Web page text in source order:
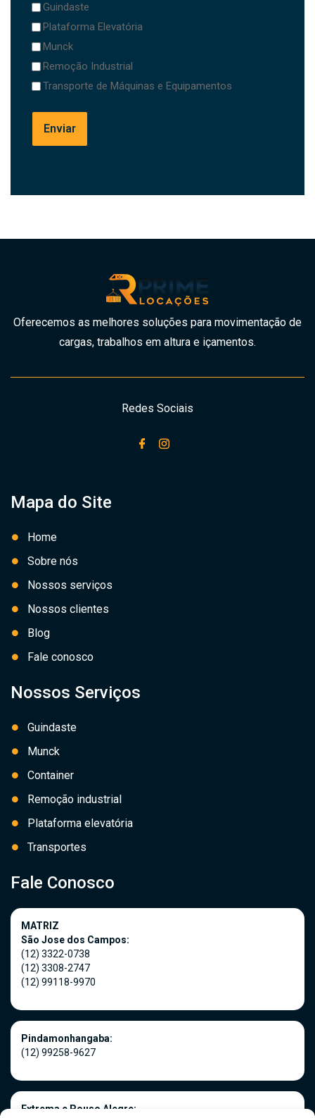
Guindaste
Plataforma Elevatória
Munck
Remoção Industrial
Transporte de Máquinas e Equipamentos
Oferecemos as melhores soluções para movimentação de
cargas, trabalhos em altura e içamentos.
Redes Sociais
Mapa do Site
Home
Sobre nós
Nossos serviços
Nossos clientes
Blog
Fale conosco
Nossos Serviços
Guindaste
Munck
Container
Remoção industrial
Plataforma elevatória
Transportes
Fale Conosco
MATRIZ
São Jose dos Campos:
(12) 3322-0738
(12) 3308-2747
(12) 99118-9970
Pindamonhangaba:
(12) 99258-9627
Extrema e Pouso Alegre: